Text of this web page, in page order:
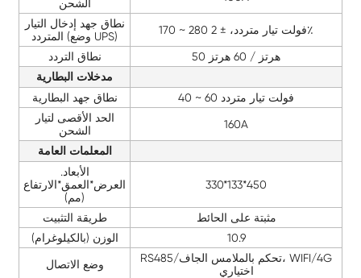
الشحن
نطاق جهد إدخال التيار
المتردد (وضع UPS)
170 ~ 280 فولت تيار متردد، ± 2٪
نطاق التردد 50 هرتز / 60 هرتز
مدخلات البطارية
نطاق جهد البطارية
40 ~ 60 فولت تيار متردد
الحد الأقصى لتيار
الشحن
160A
المعلمات العامة
الأبعاد.
العرض*العمق*الارتفاع
(مم)
330*133*450
طريقة التثبيت
مثبتة على الحائط
الوزن (بالكيلوغرام)
10.9
وضع الاتصال
RS485/تحكم بالملامس الجاف، WIFI/4G
اختياري